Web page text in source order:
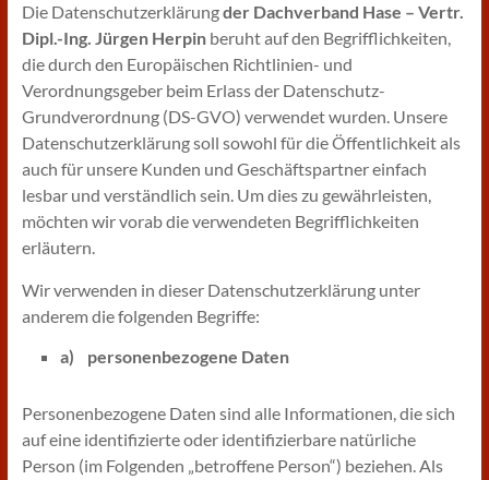
Die Datenschutzerklärungder Dachverband Hase – Vertr.
Dipl.-Ing. Jürgen Herpinberuht auf den Begrifflichkeiten,
die durch den Europäischen Richtlinien- und
Verordnungsgeber beim Erlass der Datenschutz-
Grundverordnung (DS-GVO) verwendet wurden. Unsere
Datenschutzerklärung soll sowohl für die Öffentlichkeit als
auch für unsere Kunden und Geschäftspartner einfach
lesbar und verständlich sein. Um dies zu gewährleisten,
möchten wir vorab die verwendeten Begrifflichkeiten
erläutern.
Wir verwenden in dieser Datenschutzerklärung unter
anderem die folgenden Begriffe:
a) personenbezogene Daten
Personenbezogene Daten sind alle Informationen, die sich
auf eine identifizierte oder identifizierbare natürliche
Person (im Folgenden „betroffene Person“) beziehen. Als